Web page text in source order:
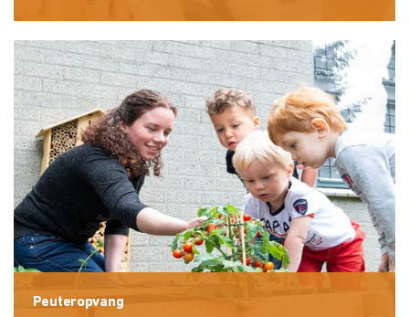
Peuteropvang